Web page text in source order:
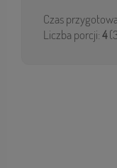
Czas
Liczba porcji:4